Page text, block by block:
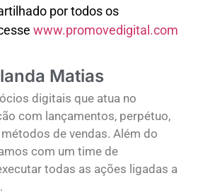
por todos os
www.promovedigital.com
Matias
digitais que atua no
com lançamentos, perpétuo,
de vendas. Além do
com um time de
todas as ações ligadas a